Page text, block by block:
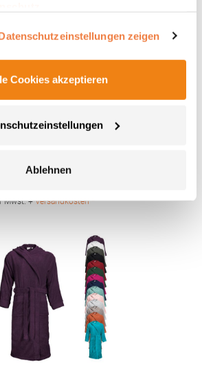
zeigen
Cookies akzeptieren
Ablehnen
bis 40 °C
E-Mail: enquiries@towelcity.co.uk
Mwst. +Versandkosten *